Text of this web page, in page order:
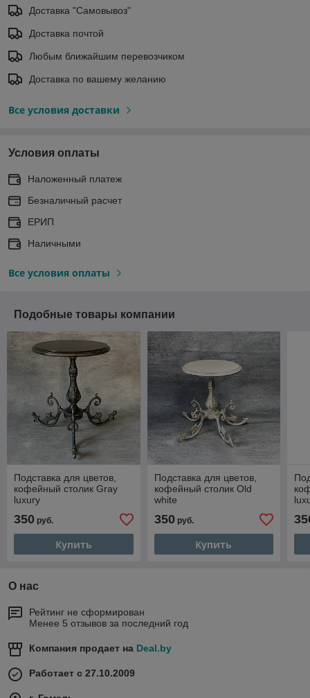
Доставка "Самовывоз"
Доставка почтой
Любым ближайшим перевозчиком
Доставка по вашему желанию
Все условия доставки
Условия оплаты
Наложенный платеж
Безналичный расчет
ЕРИП
Наличными
Все условия оплаты
Подобные товары компании
Подставка для цветов,
кофейный столик Gray
luxury
350 руб.
Купить
Подставка для цветов,
кофейный столик Old
white
350руб.
Купить
О нас
Рейтинг не сформирован
Менее 5 отзывов за последний год
Компания продает на Deal.by
Работает с 27.10.2009